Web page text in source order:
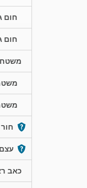
חום
חום
משטח
כאב